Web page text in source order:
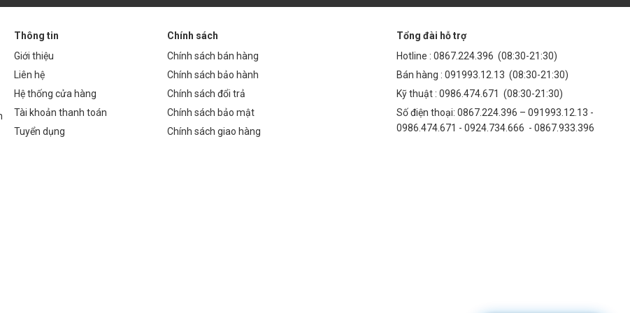
Thôn
thôn, đường giao thông nông thôn, nơi việc kéo điện lưới gặp
toàn, giúp người dân di chuyển thuận tiện vào ban đêm.
lối đi bộ, sân chơi và các khu vực công cộng khác trong khu đô
cao cảnh quan đô thị.
ninh và an toàn cho bãi đậu xe và khu công nghiệp. Khả năng
trong môi trường khắc nghiệt.
khác như chiếu sáng trang trại, khu du lịch sinh thái, các công
Thông tin
Giới thiệu
Liên hệ
Hệ thống cửa hàng
Tài khoản thanh toán
Tuyển dụng
Chính sách
Chính sách bán hàng
Chính sách bảo hành
Chính sách đổi trả
Chính sách bảo mật
Chính sách giao hàng
Tổng đài hỗ trợ
Hotline : 0867.224.396 (08:30-21:30)
Bán hàng : 091993.12.13 (08:30-21:30)
Kỹ thuật : 0986.474.671 (08:30-21:30)
Số điện thoại: 0867.224.396 – 091993.12.13 -
0986.474.671 - 0924.734.666 - 0867.933.396